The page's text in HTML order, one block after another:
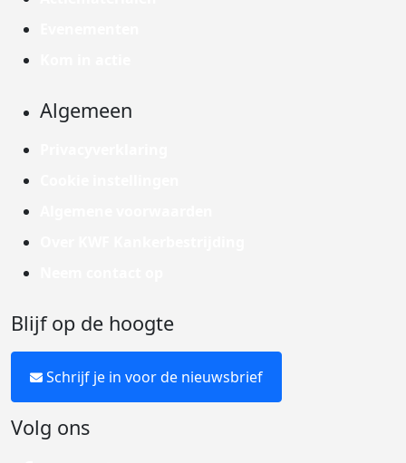
Algemeen
Blijf op de hoogte
Schrijf je in voor de nieuwsbrief
Volg ons